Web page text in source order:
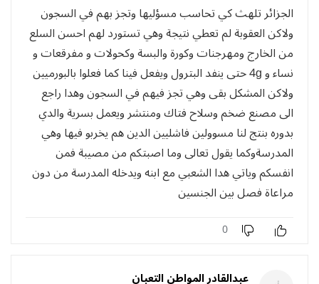
الجزائر تلهث كي تحاسب مسؤليها وتجز بهم في السجون
ولاكن العقوبة لم تعطي نتيجة وهي تستورد لهم احسن السلع
من الخارج ومهرجنات وكورة والبسة وكحولات و مفرقعات و
نساء و 4g حتى ينفد البترول ويفعل فينا كما فعلوا بالبورميين
ولاكن المشكل بقى وهي تجز فيهم في السجون وهدا راجع
الى مصنع ضخم وسلاح فتاك ومنتشر ويعمل بسرية والدي
بدوره بنتج لنا مسوولين فاشليين الدين هم يخربو فيها وهي
المدرسةوكما يقول تعالى وما اصبتكم من مصيبة فمن
انفسكم وياتي هدا الشعبي مع ابنه ويدخله المدرسة من دون
مراعاة فصل بين الجنسين
0
عبدالقادر المواطن التعبان